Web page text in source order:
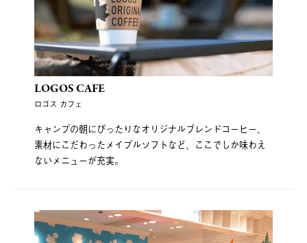
LOGOS CAFE
ロゴス カフェ
キャンプの朝にぴったりなオリジナルブレンドコーヒー、
素材にこだわったメイプルソフトなど、ここでしか味わえ
ないメニューが充実。